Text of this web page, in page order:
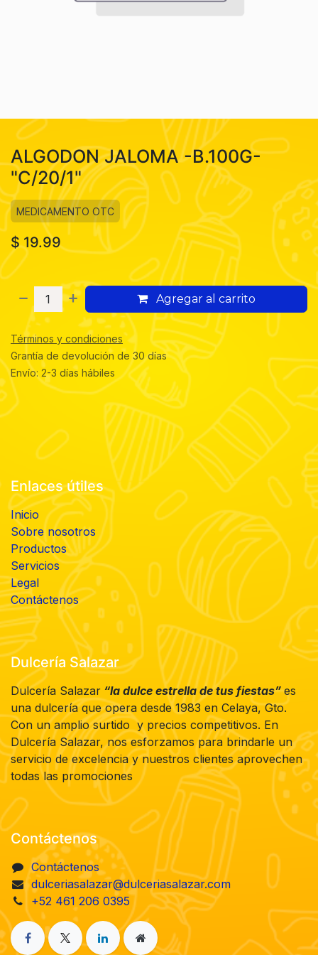
ALGODON JALOMA -B.100G-
"C/20/1"
MEDICAMENTO OTC
$19.99
Agregar al carrito
Términos y condiciones
Grantía de devolución de 30 días
Envío: 2-3 días hábiles
Enlaces útiles
Inicio
Sobre nosotros
Productos
Servicios
Legal
Contáctenos
Dulcería Salazar
Dulcería Salazar “la dulce estrella de tus fiestas”es
una dulcería que opera desde 1983 en Celaya, Gto.
Con un amplio surtido y precios competitivos. En
Dulcería Salazar, nos esforzamos para brindarle un
servicio de excelencia y nuestros clientes aprovechen
todas las promociones
Contáctenos
Contáctenos
dulceriasalazar@dulceriasalazar.com
+52 461 206 0395